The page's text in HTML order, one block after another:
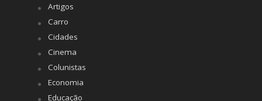
Artigos
Carro
Cidades
Cinema
Colunistas
Economia
Educação